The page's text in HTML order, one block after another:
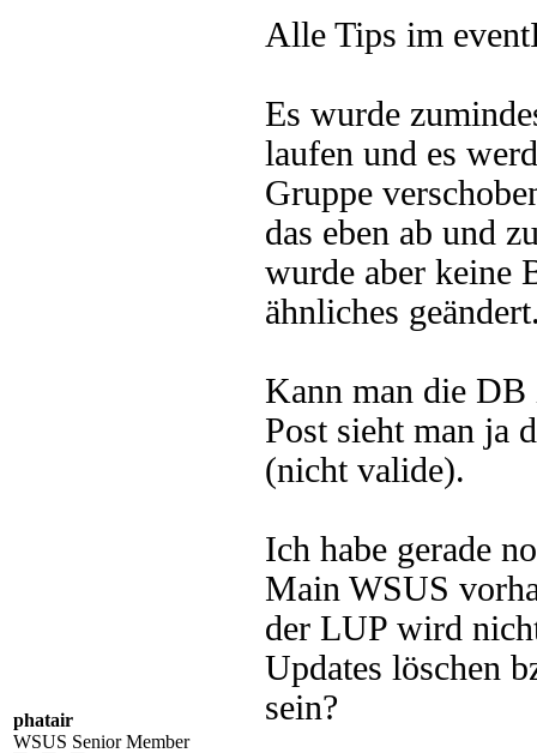
phatair
WSUS Senior Member
Alle Tips im
Es wurde
laufen und es
Gruppe
das eben ab und
wurde aber keine
ähnliches
Kann man die DB
Post sieht man ja
(nicht valide).
Ich habe gerade
Main WSUS
der LUP wird
Updates löschen
sein?